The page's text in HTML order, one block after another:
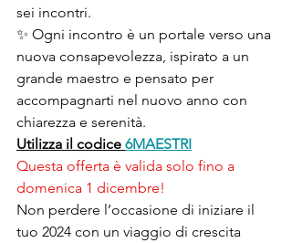
sei incontri.
✨ Ogni incontro è un portale verso una
nuova consapevolezza, ispirato a un
grande maestro e pensato per
accompagnarti nel nuovo anno con
chiarezza e serenità.
Utilizza il codice 6MAESTRI
Questa offerta è valida solo fino a
domenica 1 dicembre!
Non perdere l’occasione di iniziare il
tuo 2024 con un viaggio di crescita